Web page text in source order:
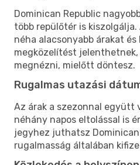
Dominican Republic
több repülőtér is kiszolgálja.
néha alacsonyabb árakat
megközelítést
megnézni, mielőtt döntesz.
Rugalmas utazási
Az árak a szezonnal együtt
néhány napos eltolással is
jegyhez juthatsz
rugalmasság általában